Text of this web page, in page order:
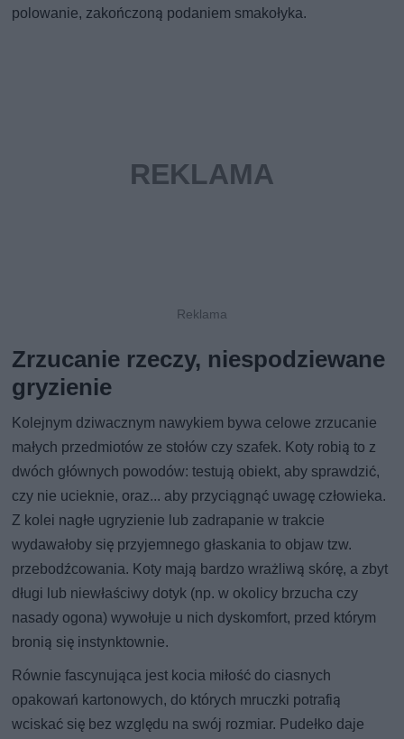
polowanie, zakończoną podaniem smakołyka.
Zrzucanie rzeczy, niespodziewane
gryzienie
Kolejnym dziwacznym nawykiem bywa celowe zrzucanie
małych przedmiotów ze stołów czy szafek. Koty robią to z
dwóch głównych powodów: testują obiekt, aby sprawdzić,
czy nie ucieknie, oraz... aby przyciągnąć uwagę człowieka.
Z kolei nagłe ugryzienie lub zadrapanie w trakcie
wydawałoby się przyjemnego głaskania to objaw tzw.
przebodźcowania. Koty mają bardzo wrażliwą skórę, a zbyt
długi lub niewłaściwy dotyk (np. w okolicy brzucha czy
nasady ogona) wywołuje u nich dyskomfort, przed którym
bronią się instynktownie.
Równie fascynująca jest kocia miłość do ciasnych
opakowań kartonowych, do których mruczki potrafią
wciskać się bez względu na swój rozmiar. Pudełko daje